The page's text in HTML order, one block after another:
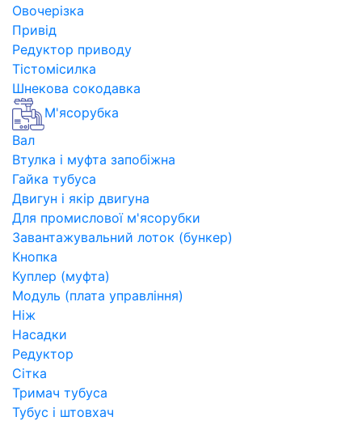
Овочерізка
Привід
Редуктор приводу
Тістомісилка
Шнекова сокодавка
М'ясорубка
Вал
Втулка і муфта запобіжна
Гайка тубуса
Двигун і якір двигуна
Для промислової м'ясорубки
Завантажувальний лоток (бункер)
Кнопка
Куплер (муфта)
Модуль (плата управління)
Ніж
Насадки
Редуктор
Сітка
Тримач тубуса
Тубус і штовхач